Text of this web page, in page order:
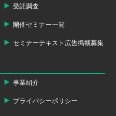
受託調査
開催セミナー一覧
セミナーテキスト広告掲載募集
事業紹介
プライバシーポリシー